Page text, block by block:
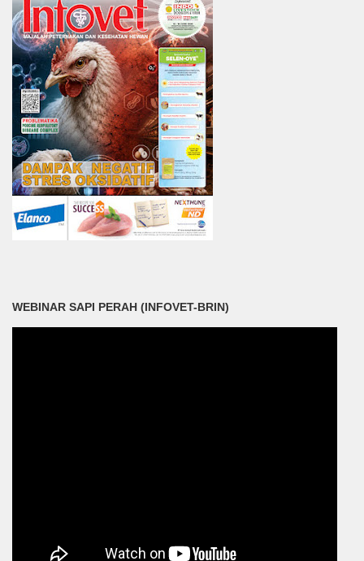
WEBINAR SAPI PERAH (INFOVET-BRIN)